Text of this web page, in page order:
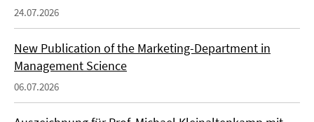
24.07.2026
New Publication of the Marketing-Department in
Management Science
06.07.2026